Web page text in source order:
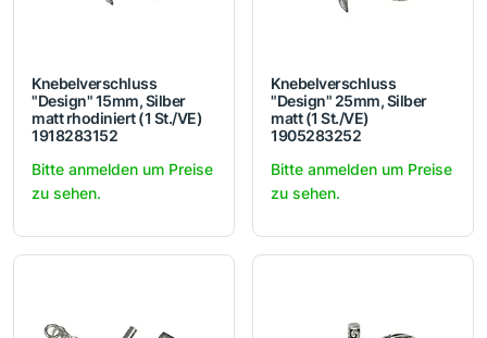
Knebelverschluss
"Design" 15mm, Silber
matt rhodiniert (1 St./VE)
1918283152
Bitte anmelden um Preise
zu sehen.
Knebelverschluss
"Design" 25mm, Silber
matt (1 St./VE)
1905283252
Bitte anmelden um Preise
zu sehen.